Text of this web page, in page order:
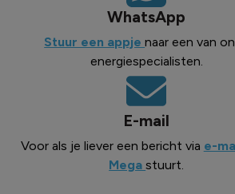
WhatsApp
Stuur een appjenaar een van
energiespecialisten.
E-mail
Voor als je liever een bericht via e-
Megastuurt.